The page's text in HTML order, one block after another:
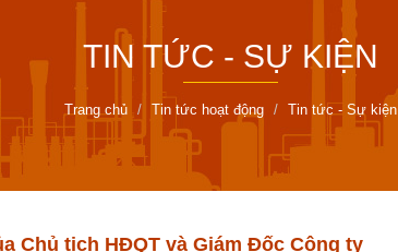
TIN TỨC - SỰ KIỆN
Trang chủ Tin tức hoạt động Tin tức - Sự kiện
Chủ tịch HĐQT và Giám Đốc Công ty